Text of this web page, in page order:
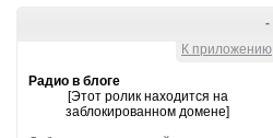
-
К приложению
Радио в блоге
[Этот ролик находится на
заблокированном домене]